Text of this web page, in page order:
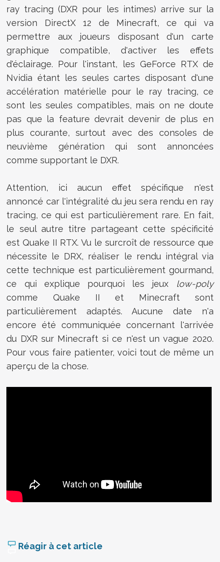
ray tracing (DXR pour les intimes) arrive sur la
version DirectX 12 de Minecraft, ce qui va
permettre aux joueurs disposant d'un carte
graphique compatible, d'activer les effets
d'éclairage. Pour l'instant, les GeForce RTX de
Nvidia étant les seules cartes disposant d'une
accélération matérielle pour le ray tracing, ce
sont les seules compatibles, mais on ne doute
pas que la feature devrait devenir de plus en
plus courante, surtout avec des consoles de
neuvième génération qui sont annoncées
comme supportant le DXR.
Attention, ici aucun effet spécifique n'est
annoncé car l'intégralité du jeu sera rendu en ray
tracing, ce qui est particulièrement rare. En fait,
le seul autre titre partageant cette spécificité
est Quake II RTX. Vu le surcroît de ressource que
nécessite le DRX, réaliser le rendu intégral via
cette technique est particulièrement gourmand,
ce qui explique pourquoi les jeux low-poly
comme Quake II et Minecraft sont
particulièrement adaptés. Aucune date n'a
encore été communiquée concernant l'arrivée
du DXR sur Minecraft si ce n'est un vague 2020.
Pour vous faire patienter, voici tout de même un
aperçu de la chose.
Réagir à cet article